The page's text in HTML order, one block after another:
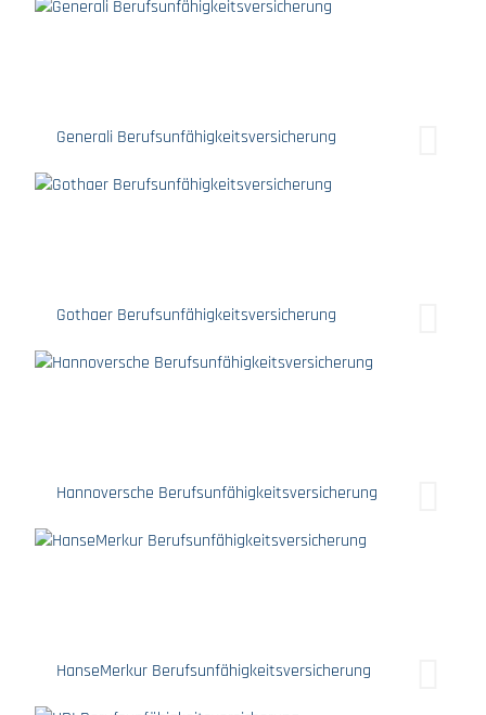
Generali Berufsunfähigkeitsversicherung
Gothaer Berufsunfähigkeitsversicherung
Hannoversche Berufsunfähigkeitsversicherung
HanseMerkur Berufsunfähigkeitsversicherung